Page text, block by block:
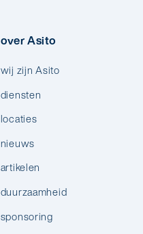
over Asito
wij zijn Asito
diensten
locaties
nieuws
artikelen
duurzaamheid
sponsoring